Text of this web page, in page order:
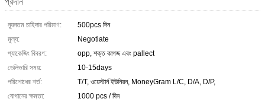
ন্যূনতম চাহিদার পরিমাণ:
500pcs দিন
মূল্য:
Negotiate
প্যাকেজিং বিবরণ:
opp, শক্ত কাগজ এবং pallect
ডেলিভারি সময়:
10-15days
পরিশোধের শর্ত:
T/T, ওয়েস্টার্ন ইউনিয়ন, MoneyGram L/C, D/A, D/P,
যোগানের ক্ষমতা:
1000 pcs / দিন